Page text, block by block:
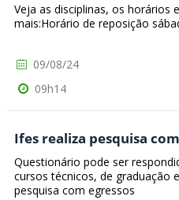
Veja as disciplinas, os horários
mais:Horário de reposição
09/08/24
09h14
Ifes realiza pesquisa
Questionário pode ser
cursos técnicos, de graduação
pesquisa com egressos